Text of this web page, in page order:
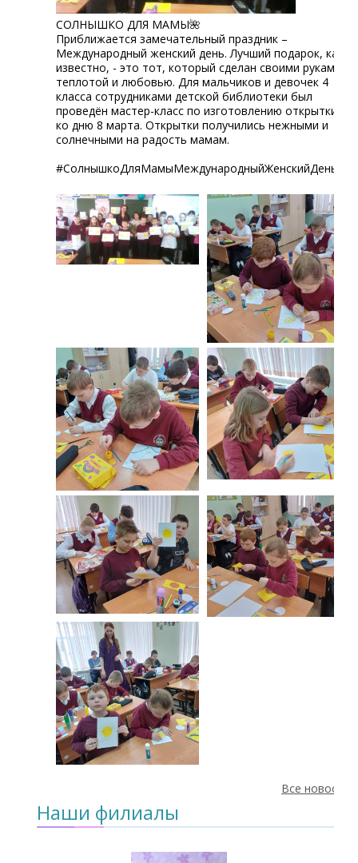
СОЛНЫШКО ДЛЯ МАМЫ🌺
Приближается замечательный праздник –
Международный женский день. Лучший подарок, как
известно, - это тот, который сделан своими руками с
теплотой и любовью. Для мальчиков и девочек 4
класса сотрудниками детской библиотеки был
проведён мастер-класс по изготовлению открытки
ко дню 8 марта. Открытки получились нежными и
солнечными на радость мамам.
Все новости
Наши филиалы